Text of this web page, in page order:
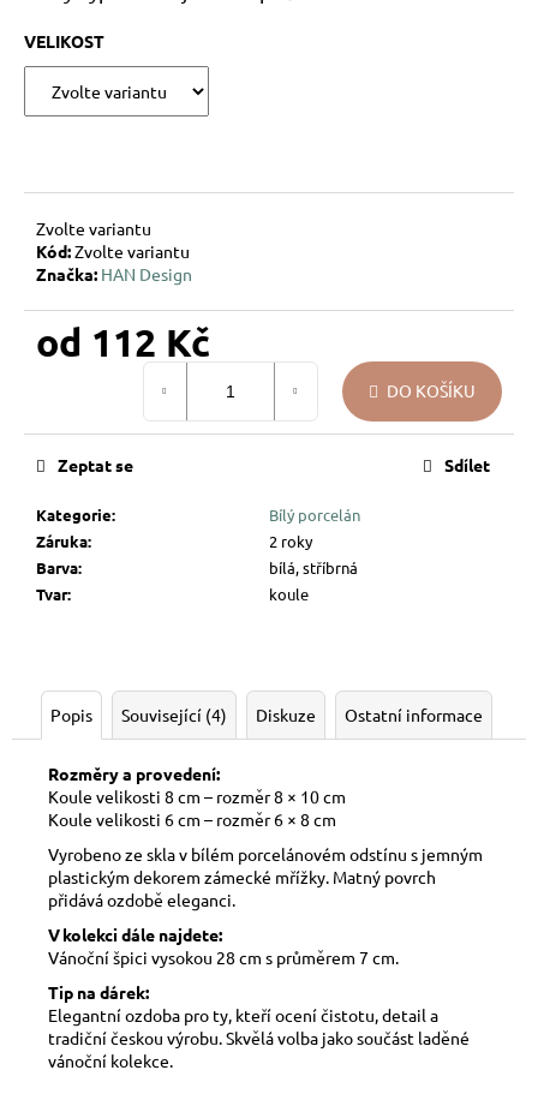
VELIKOST
Zvolte variantu
Kód:Zvolte variantu
Značka: HAN Design
od 112 Kč
DO KOŠÍKU
Kategorie:
Bílý porcelán
Záruka:
2 roky
Barva:
bílá, stříbrná
Tvar: koule
Zeptat se Sdílet
Popis Související (4) Diskuze Ostatní informace
Rozměry a provedení:
Koule velikosti 8 cm – rozměr 8 × 10 cm
Koule velikosti 6 cm – rozměr 6 × 8 cm
Vyrobeno ze skla v bílém porcelánovém odstínu s jemným
plastickým dekorem zámecké mřížky. Matný povrch
přidává ozdobě eleganci.
V kolekci dále najdete:
Vánoční špici vysokou 28 cm s průměrem 7 cm.
Tip na dárek:
Elegantní ozdoba pro ty, kteří ocení čistotu, detail a
tradiční českou výrobu. Skvělá volba jako součást laděné
vánoční kolekce.
u
j
m
VÁNOČNÍ
SKLENĚNÁ
OZDOBA
UKRYTÉ
LÍSTKY